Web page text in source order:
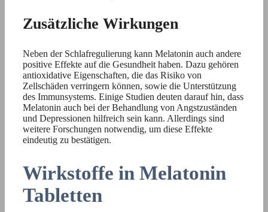
Zusätzliche Wirkungen
Neben der Schlafregulierung kann Melatonin auch andere
positive Effekte auf die Gesundheit haben. Dazu gehören
antioxidative Eigenschaften, die das Risiko von
Zellschäden verringern können, sowie die Unterstützung
des Immunsystems. Einige Studien deuten darauf hin, dass
Melatonin auch bei der Behandlung von Angstzuständen
und Depressionen hilfreich sein kann. Allerdings sind
weitere Forschungen notwendig, um diese Effekte
eindeutig zu bestätigen.
Wirkstoffe in Melatonin
Tabletten